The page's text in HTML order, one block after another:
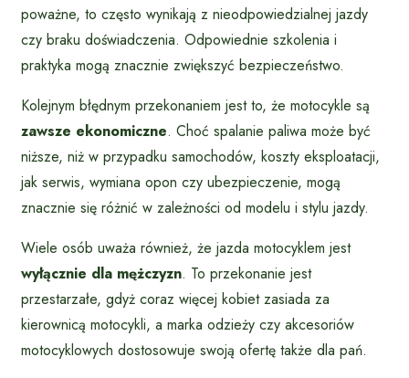
poważne, to często wynikają z nieodpowiedzialnej jazdy
czy braku doświadczenia. Odpowiednie szkolenia i
praktyka mogą znacznie zwiększyć bezpieczeństwo.
Kolejnym błędnym przekonaniem jest to, że motocykle są
zawsze ekonomiczne. Choć spalanie paliwa może być
niższe, niż w przypadku samochodów, koszty eksploatacji,
jak serwis, wymiana opon czy ubezpieczenie, mogą
znacznie się różnić w zależności od modelu i stylu jazdy.
Wiele osób uważa również, że jazda motocyklem jest
wyłącznie dla mężczyzn. To przekonanie jest
przestarzałe, gdyż coraz więcej kobiet zasiada za
kierownicą motocykli, a marka odzieży czy akcesoriów
motocyklowych dostosowuje swoją ofertę także dla pań.